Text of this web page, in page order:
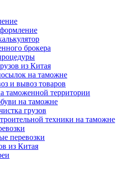
брокера
из Китая
на таможне
и вывоз товаров
таможенной территории
на таможне
грузов
техники на таможне
перевозки
из Китая